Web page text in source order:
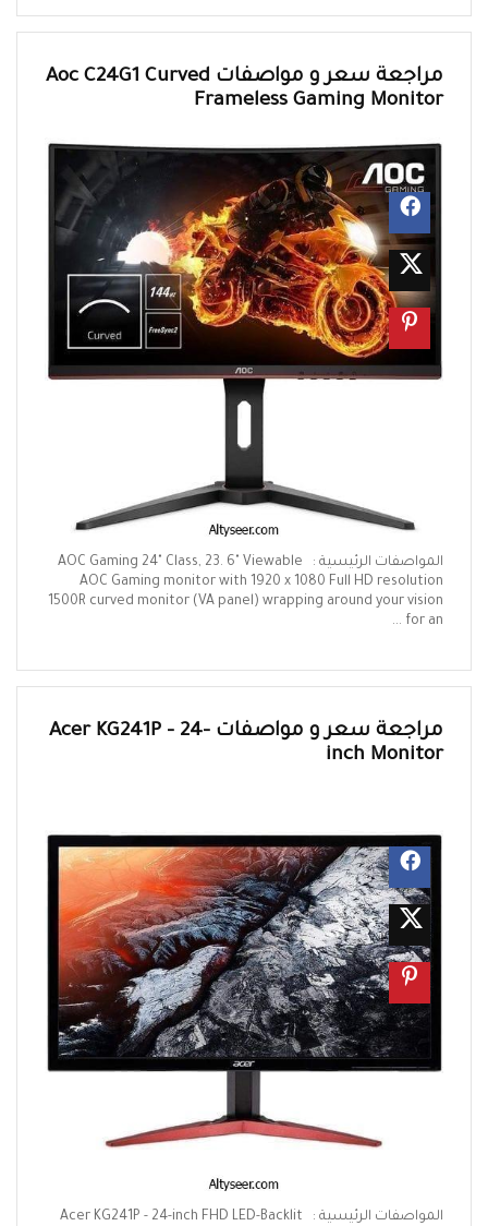
مراجعة سعر و مواصفات Aoc C24G1 Curved
Frameless Gaming Monitor
المواصفات الرئيسية : AOC Gaming 24" Class, 23. 6" Viewable
AOC Gaming monitor with 1920 x 1080 Full HD resolution
1500R curved monitor (VA panel) wrapping around your vision
for an ...
مراجعة سعر و مواصفات Acer KG241P – 24-
inch Monitor
المواصفات الرئيسية : Acer KG241P - 24-inch FHD LED-Backlit